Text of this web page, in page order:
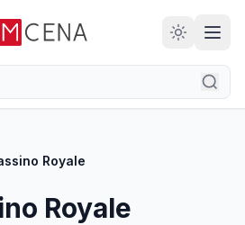
28
ANOS
Royale
Royale